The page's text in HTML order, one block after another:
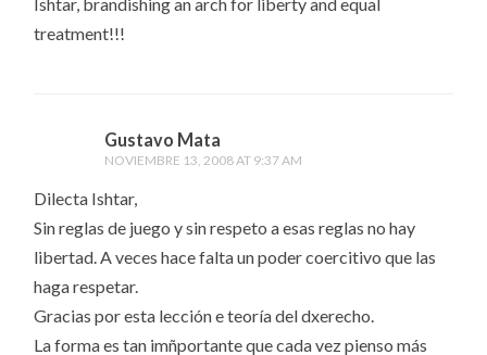
treatment!!!
Gustavo Mata
NOVIEMBRE 13, 2008 AT 9:37 AM
Dilecta Ishtar,
Sin reglas de juego y sin respeto a esas reglas no hay
libertad. A veces hace falta un poder coercitivo que las
haga respetar.
Gracias por esta lección e teoría del dxerecho.
La forma es tan imñportante que cada vez pienso más